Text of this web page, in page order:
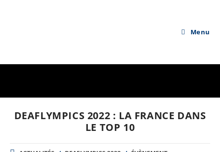
Menu
DEAFLYMPICS 2022 : LA FRANCE DANS
LE TOP 10